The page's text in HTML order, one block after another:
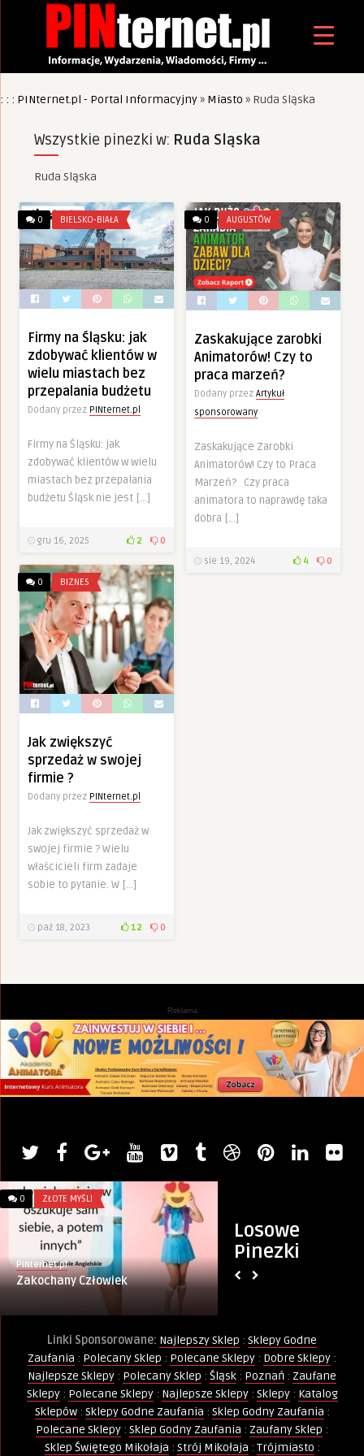
: : : PINternet.pl - Portal Informacyjny» Miasto » Ruda Sląska
Wszystkie pinezki w: Ruda Sląska
Ruda Sląska
0 BIELSKO-BIAŁA
Firmy na Śląsku: jak
zdobywać klientów w
wielu miastach bez
przepalania budżetu
Dodany przez PINternet.pl
Firmy na Śląsku: jak
zdobywać klientów w wielu
miastach bez przepalania
budżetu Śląsk nie jest […]
gru 16, 2025 2 0
0 AUGUSTÓW
Zaskakujące zarobki
Animatorów! Czy to
praca marzeń?
Dodany przez Artykuł
sponsorowany
Zaskakujące Zarobki
Animatorów! Czy to Praca
Marzeń? Czy praca
animatora to naprawdę taka
dobra […]
sie 19, 2024 4 0
0 BIZNES
Jak zwiększyć
sprzedaż w swojej
firmie ?
Dodany przez PINternet.pl
Jak zwiększyć sprzedaż w
swojej firmie ? Wielu
właścicieli firm zadaje
sobie to pytanie. W […]
paź 18, 2023 12 0
Reklama
Losowe
Pinezki
0 ZŁOTE MYŚLI
PINternet.pl
Zakochany Człowiek
Linki Sponsorowane: Najlepszy Sklep : Sklepy Godne
Zaufania : Polecany Sklep : Polecane Sklepy : Dobre Sklepy :
Najlepsze Sklepy : Polecany Sklep : Śląsk : Poznań : Zaufane
Sklepy: Polecane Sklepy: Najlepsze Sklepy: Sklepy: Katalog
Sklepów: Sklepy Godne Zaufania : Sklep Godny Zaufania :
Polecane Sklepy : Sklep Godny Zaufania : Zaufany Sklep :
Sklep Świętego Mikołaja : Strój Mikołaja : Trójmiasto :